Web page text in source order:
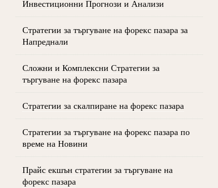
Инвестиционни Прогнози и Анализи
Стратегии за търгуване на форекс пазара за
Напреднали
Сложни и Комплексни Стратегии за
търгуване на форекс пазара
Стратегии за скалпиране на форекс пазара
Стратегии за търгуване на форекс пазара по
време на Новини
Прайс екшън стратегии за търгуване на
форекс пазара